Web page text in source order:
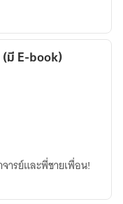
มี E-book)
ารย์และพี่ชายเพื่อน!